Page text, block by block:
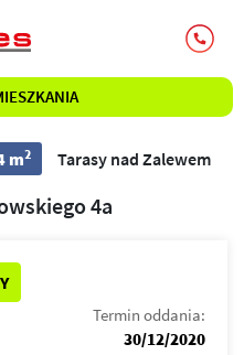
m2 Tarasy nad Zalewem
4a
Termin oddania:
30/12/2020